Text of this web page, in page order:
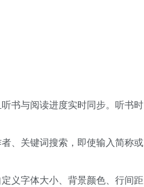
书与阅读进度实时同步。听书时
、关键词搜索，即使输入简称或
义字体大小、背景颜色、行间距